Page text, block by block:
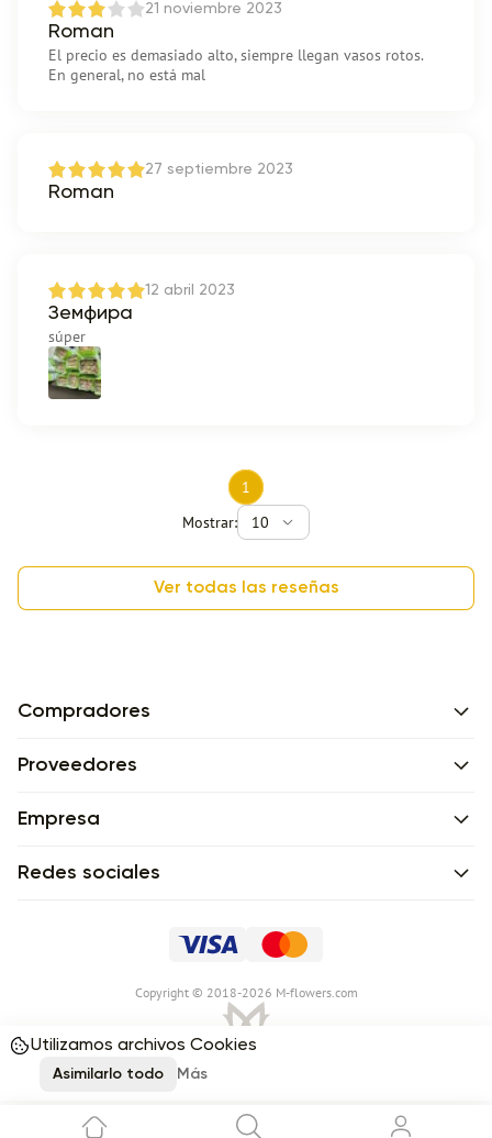
21 noviembre 2023
Roman
El precio es demasiado alto, siempre llegan vasos rotos.
En general, no está mal
27 septiembre 2023
Roman
12 abril 2023
Земфира
súper
1
Mostrar:
10
Ver todas las reseñas
Compradores
Proveedores
Empresa
Redes sociales
Сopyright © 2018-2026 M-flowers.com
Utilizamos archivos Cookies
Asimilarlo todo Más